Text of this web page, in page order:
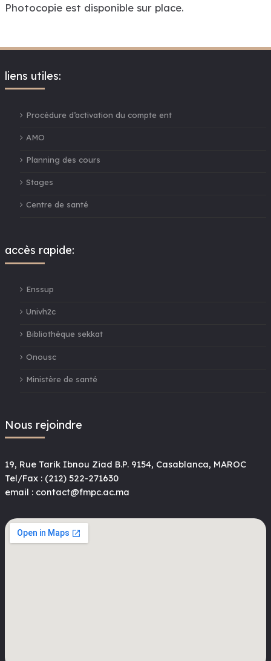
Photocopie est disponible sur place.
liens utiles:
Procédure d’activation du compte ent
AMO
Planning des cours
Stages
Centre de santé
accès rapide:
Enssup
Univh2c
Bibliothèque sekkat
Onousc
Ministère de santé
Nous rejoindre
19, Rue Tarik Ibnou Ziad B.P. 9154, Casablanca, MAROC
Tel/Fax : (212) 522-271630
email : contact@fmpc.ac.ma